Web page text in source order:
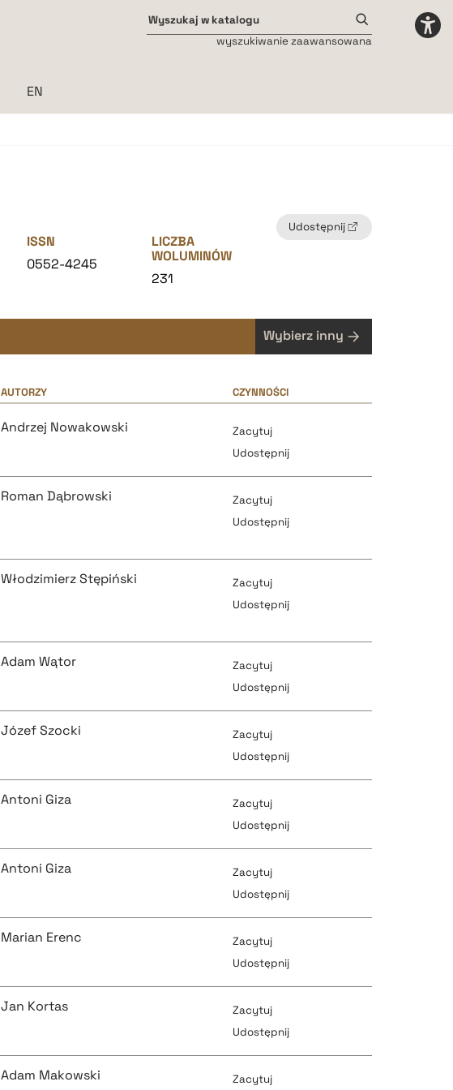
wyszukiwanie zaawansowana
Udostępnij
ISSN
0552-4245
LICZBA
WOLUMINÓW
231
Wybierz inny
AUTORZY CZYNNOŚCI
Andrzej Nowakowski
Zacytuj
Udostępnij
pobierz cytat
Roman Dąbrowski
Zacytuj
Udostępnij
pobierz cytat
Włodzimierz Stępiński
Zacytuj
Udostępnij
pobierz cytat
pobierz cytat
Adam Wątor
Zacytuj
Udostępnij
pobierz cytat
pobierz cytat
Józef Szocki
Zacytuj
Udostępnij
pobierz cytat
pobierz cytat
Antoni Giza
Zacytuj
Udostępnij
pobierz cytat
pobierz cytat
Antoni Giza
Zacytuj
Udostępnij
pobierz cytat
Marian Erenc
Zacytuj
Udostępnij
pobierz cytat
Jan Kortas
Zacytuj
Udostępnij
Adam Makowski
Zacytuj